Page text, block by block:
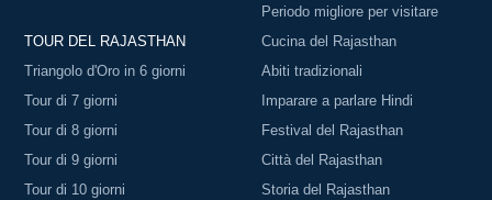
TOUR DEL RAJASTHAN
Triangolo d'Oro in 6 giorni
Tour di 7 giorni
Tour di 8 giorni
Tour di 9 giorni
Tour di 10 giorni
Periodo migliore per visitare
Cucina del Rajasthan
Abiti tradizionali
Imparare a parlare Hindi
Festival del Rajasthan
Città del Rajasthan
Storia del Rajasthan